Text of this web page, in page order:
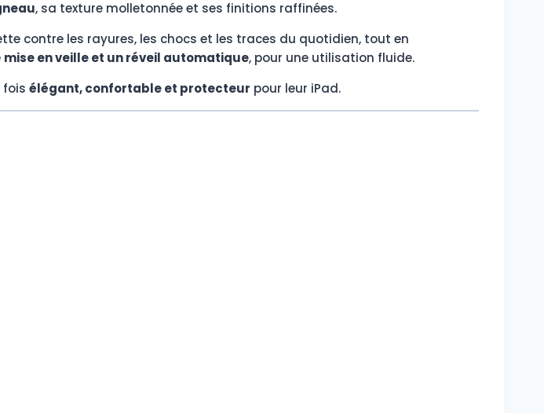
, sa texture molletonnée et ses finitions raffinées.
contre les rayures, les chocs et les traces du quotidien, tout en
mise en veille et un réveil automatique, pour une utilisation fluide.
fois élégant, confortable et protecteur pour leur iPad.